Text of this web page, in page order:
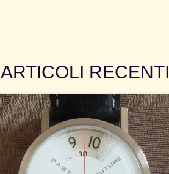
ARTICOLI RECENTI